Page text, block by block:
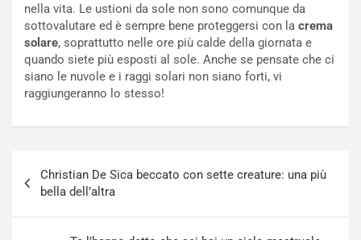
nella vita. Le ustioni da sole non sono comunque da
sottovalutare ed è sempre bene proteggersi con la crema
solare, soprattutto nelle ore più calde della giornata e
quando siete più esposti al sole. Anche se pensate che ci
siano le nuvole e i raggi solari non siano forti, vi
raggiungeranno lo stesso!
articoli
Christian De Sica beccato con sette creature: una più
bella dell’altra